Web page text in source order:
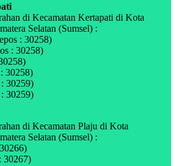
di Kecamatan Kertapati di Kota
Selatan (Sumsel) :
: 30258)
: 30258)
30258)
30259)
30259)
di Kecamatan Plaju di Kota
Selatan (Sumsel) :
30267)